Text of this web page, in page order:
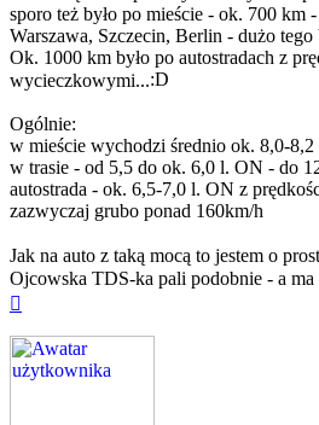
sporo też było po mieście - ok. 700 km
Warszawa, Szczecin, Berlin - dużo tego
Ok. 1000 km było po autostradach z
wycieczkowymi...
Ogólnie:
w mieście wychodzi średnio ok. 8,0-
w trasie - od 5,5 do ok. 6,0 l. ON - do
autostrada - ok. 6,5-7,0 l. ON z
zazwyczaj grubo ponad 160km/h
Jak na auto z taką mocą to jestem o
Ojcowska TDS-ka pali podobnie - a ma